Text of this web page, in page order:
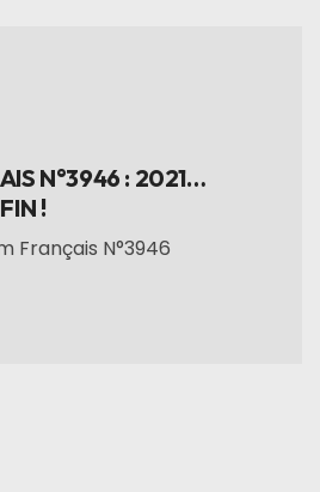
N°3946 : 2021…
!
Français N°3946